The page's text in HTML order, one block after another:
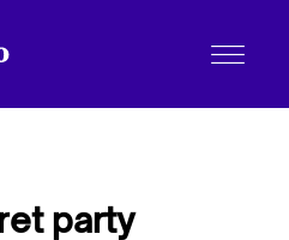
party